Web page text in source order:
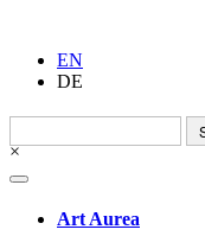
EN
DE
Suchen
nach:
×
Art Aurea